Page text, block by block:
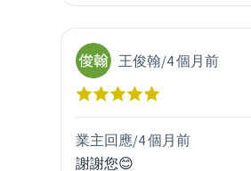
王俊翰/4 個月前
業主回應/4 個月前
謝謝您😊